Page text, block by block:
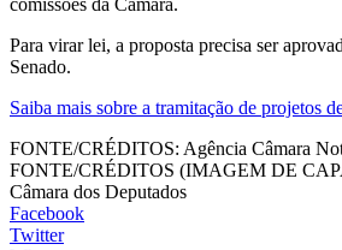
Para virar lei, a proposta precisa ser
Senado.
Saiba mais sobre a tramitação de projetos
FONTE/CRÉDITOS: Agência Câmara
FONTE/CRÉDITOS (IMAGEM DE
Câmara dos Deputados
Facebook
Twitter